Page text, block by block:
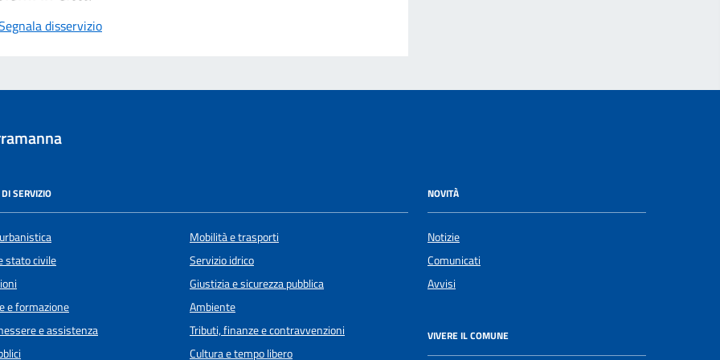
disservizio
SERVIZIO
stato civile
e formazione
e assistenza
Mobilità e trasporti
Servizio idrico
Giustizia e sicurezza pubblica
Ambiente
Tributi, finanze e contravvenzioni
Cultura e tempo libero
NOVITÀ
Notizie
Comunicati
Avvisi
VIVERE IL COMUNE